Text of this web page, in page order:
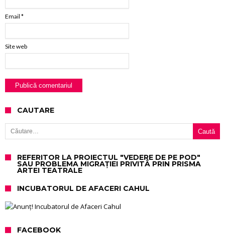
Email *
Site web
CAUTARE
Caută după:
REFERITOR LA PROIECTUL "VEDERE DE PE POD"
SAU PROBLEMA MIGRAȚIEI PRIVITĂ PRIN PRISMA
ARTEI TEATRALE
INCUBATORUL DE AFACERI CAHUL
FACEBOOK